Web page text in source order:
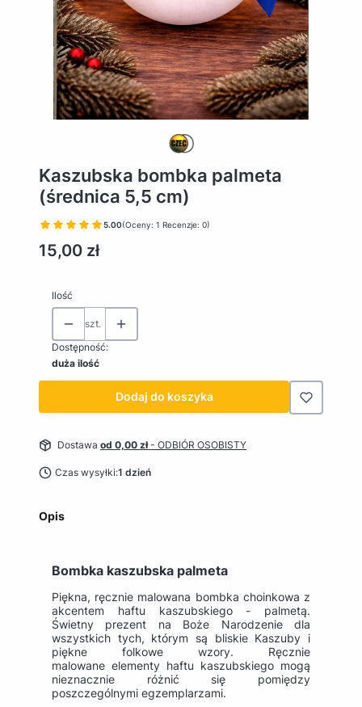
Kaszubska bombka palmeta
(średnica 5,5 cm)
5.00(Oceny: 1 Recenzje: 0)
Cena
15,00 zł
Ilość
szt.
Dostępność:
duża ilość
Dodaj do koszyka
Dostawa od 0,00 zł- ODBIÓR OSOBISTY
Czas wysyłki:1 dzień
Opis
Bombka kaszubska palmeta
Piękna, ręcznie malowana bombka choinkowa z
akcentem haftu kaszubskiego - palmetą.
Świetny prezent na Boże Narodzenie dla
wszystkich tych, którym są bliskie Kaszuby i
piękne folkowe wzory. Ręcznie
malowane elementy haftu kaszubskiego mogą
nieznacznie różnić się pomiędzy
poszczególnymi egzemplarzami.